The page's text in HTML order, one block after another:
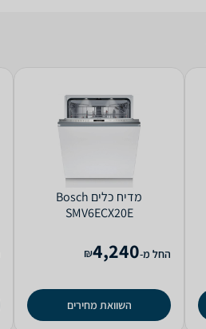
מדיח כלים Bosch
SMV6ECX20E
החל מ-4,240
₪
השוואת מחירים